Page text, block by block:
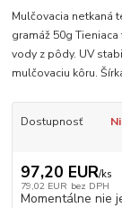
Mulčovacia netkaná
gramáž 50g
vody z pôdy. UV
mulčovaciu kôru.
Dostupnosť
97,20 EUR/ks
79,02 EUR bez DPH
Momentálne nie